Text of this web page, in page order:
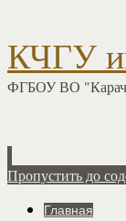
КЧГУ
ФГБОУ ВО
Пропустить до
Главная